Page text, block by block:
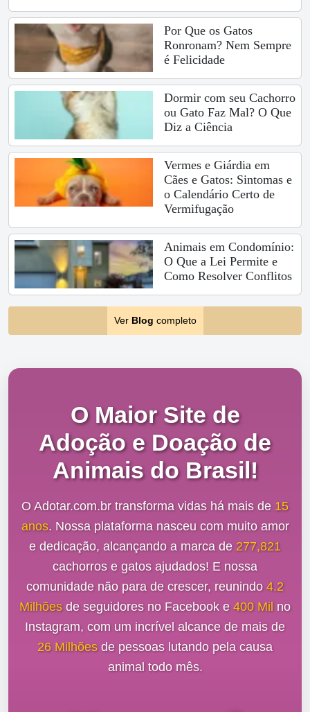
Por Que os Gatos
Ronronam? Nem Sempre
é Felicidade
Dormir com seu Cachorro
ou Gato Faz Mal? O Que
Diz a Ciência
Vermes e Giárdia em
Cães e Gatos: Sintomas e
o Calendário Certo de
Vermifugação
Animais em Condomínio:
O Que a Lei Permite e
Como Resolver Conflitos
Ver Blog completo
O Maior Site de
Adoção e Doação de
Animais do Brasil!
O Adotar.com.br transforma vidas há mais de 15
anos. Nossa plataforma nasceu com muito amor
e dedicação, alcançando a marca de 277,821
cachorros e gatos ajudados! E nossa
comunidade não para de crescer, reunindo 4.2
Milhõesde seguidores no Facebook e 400 Mil no
Instagram, com um incrível alcance de mais de
26 Milhõesde pessoas lutando pela causa
animal todo mês.